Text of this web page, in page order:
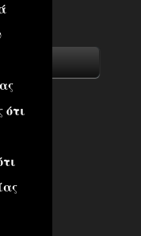
ότι